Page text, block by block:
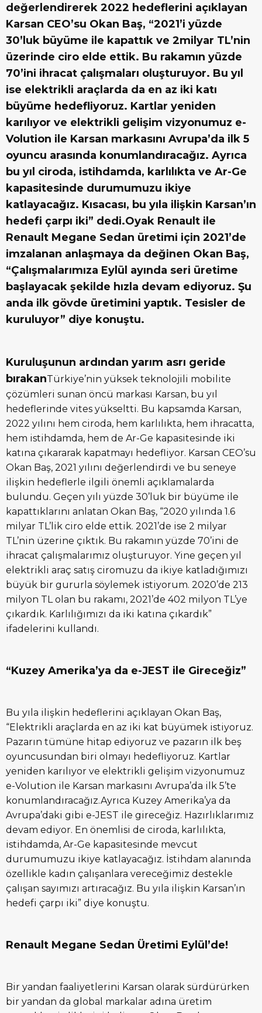
değerlendirerek 2022 hedeflerini açıklayan
Karsan CEO’su Okan Baş, “2021’i yüzde
30’luk büyüme ile kapattık ve 2milyar TL’nin
üzerinde ciro elde ettik. Bu rakamın yüzde
70’ini ihracat çalışmaları oluşturuyor. Bu yıl
ise elektrikli araçlarda da en az iki katı
büyüme hedefliyoruz. Kartlar yeniden
karılıyor ve elektrikli gelişim vizyonumuz e-
Volution ile Karsan markasını Avrupa’da ilk 5
oyuncu arasında konumlandıracağız. Ayrıca
bu yıl ciroda, istihdamda, karlılıkta ve Ar-Ge
kapasitesinde durumumuzu ikiye
katlayacağız. Kısacası, bu yıla ilişkin Karsan’ın
hedefi çarpı iki” dedi.Oyak Renault ile
Renault Megane Sedan üretimi için 2021’de
imzalanan anlaşmaya da değinen Okan Baş,
“Çalışmalarımıza Eylül ayında seri üretime
başlayacak şekilde hızla devam ediyoruz. Şu
anda ilk gövde üretimini yaptık. Tesisler de
kuruluyor” diye konuştu.
Kuruluşunun ardından yarım asrı geride
bırakanTürkiye’nin yüksek teknolojili mobilite
çözümleri sunan öncü markası Karsan, bu yıl
hedeflerinde vites yükseltti. Bu kapsamda Karsan,
2022 yılını hem ciroda, hem karlılıkta, hem ihracatta,
hem istihdamda, hem de Ar-Ge kapasitesinde iki
katına çıkararak kapatmayı hedefliyor. Karsan CEO’su
Okan Baş, 2021 yılını değerlendirdi ve bu seneye
ilişkin hedeflerle ilgili önemli açıklamalarda
bulundu. Geçen yılı yüzde 30’luk bir büyüme ile
kapattıklarını anlatan Okan Baş, “2020 yılında 1.6
milyar TL’lik ciro elde ettik. 2021’de ise 2 milyar
TL’nin üzerine çıktık. Bu rakamın yüzde 70’ini de
ihracat çalışmalarımız oluşturuyor. Yine geçen yıl
elektrikli araç satış ciromuzu da ikiye katladığımızı
büyük bir gururla söylemek istiyorum. 2020’de 213
milyon TL olan bu rakamı, 2021’de 402 milyon TL’ye
çıkardık. Karlılığımızı da iki katına çıkardık”
ifadelerini kullandı.
“Kuzey Amerika’ya da e-JEST ile Gireceğiz”
Bu yıla ilişkin hedeflerini açıklayan Okan Baş,
“Elektrikli araçlarda en az iki kat büyümek istiyoruz.
Pazarın tümüne hitap ediyoruz ve pazarın ilk beş
oyuncusundan biri olmayı hedefliyoruz. Kartlar
yeniden karılıyor ve elektrikli gelişim vizyonumuz
e-Volution ile Karsan markasını Avrupa’da ilk 5’te
konumlandıracağız.Ayrıca Kuzey Amerika’ya da
Avrupa’daki gibi e-JEST ile gireceğiz. Hazırlıklarımız
devam ediyor. En önemlisi de ciroda, karlılıkta,
istihdamda, Ar-Ge kapasitesinde mevcut
durumumuzu ikiye katlayacağız. İstihdam alanında
özellikle kadın çalışanlara vereceğimiz destekle
çalışan sayımızı artıracağız. Bu yıla ilişkin Karsan’ın
hedefi çarpı iki” diye konuştu.
Renault Megane Sedan Üretimi Eylül’de!
Bir yandan faaliyetlerini Karsan olarak sürdürürken
bir yandan da global markalar adına üretim